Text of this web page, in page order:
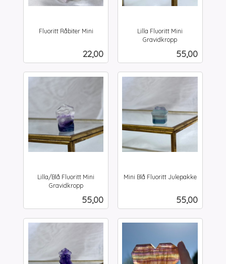
Fluoritt Råbiter Mini
Pris
22,00
Lilla Fluoritt Mini
Gravidkropp
Pris
55,00
Lilla/Blå Fluoritt Mini
Gravidkropp
Pris
55,00
Mini Blå Fluoritt Julepakke
Pris
55,00